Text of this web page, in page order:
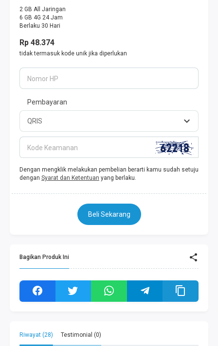
2 GB All Jaringan
6 GB 4G 24 Jam
Berlaku 30 Hari
Rp 48.374
tidak termasuk kode unik jika diperlukan
Nomor HP
Pembayaran
Kode Keamanan
Dengan mengklik melakukan pembelian berarti kamu sudah setuju
dengan Syarat dan Ketentuan yang berlaku.
Beli Sekarang
Bagikan Produk Ini
Riwayat (28) Testimonial (0)